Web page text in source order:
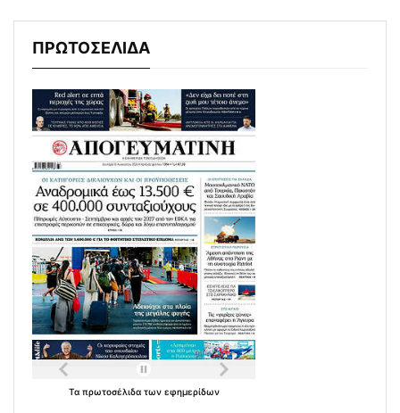
ΠΡΩΤΟΣΕΛΙΔΑ
Τα πρωτοσέλιδα των εφημερίδων